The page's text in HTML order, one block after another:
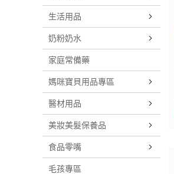
生活用品
奶粉奶水
家庭常備藥
媽咪寶貝用品專區
醫材用品
美妝美髮保養品
食品零嘴
毛孩專區